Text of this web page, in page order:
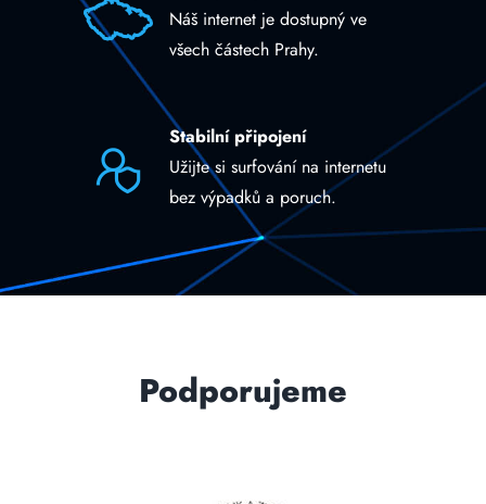
Náš internet je dostupný ve
všech částech Prahy.
Stabilní připojení
Užijte si surfování na internetu
bez výpadků a poruch.
Podporujeme